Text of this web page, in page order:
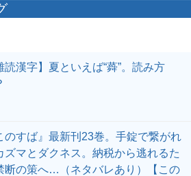
読漢字】夏といえば“蕣”。読み方
のすば』最新刊23巻。手錠で繋がれ
ズマとダクネス。納税から逃れるた
断の策へ…（ネタバレあり）【この